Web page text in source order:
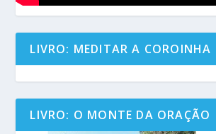
LIVRO: MEDITAR A COROINHA
LIVRO: O MONTE DA ORAÇÃO